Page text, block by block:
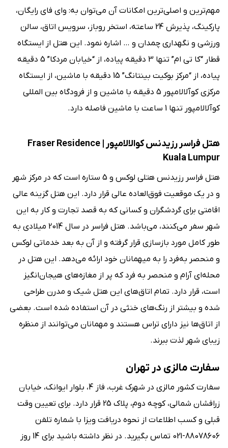
مهم‌ترین و اصلی‌ترین امکانات آن می‌توان به‌: وای ‌فای رایگان،
پارکینگ، پذیرش 24 ساعته، استخر روباز، سرویس اتاق، سالن
ورزشی و نگهداری چمدان و … اشاره نمود. این هتل از ایستگاه
قطار “‌کا تی ام‌” تنها 3 دقیقه پیاده، از “‌خیابان مردکا‌” 5 دقیقه
پیاده، از “مرکز بوکیت بینتانگ‌” 15 دقیقه با ماشین، از ایستگاه
مرکزی کوآلالامپور 5 دقیقه با ماشین و از فرودگاه بین ‌المللی
کوآلالامپور تنها 1 ساعت با ماشین فاصله دارد.
هتل فراسر رزیدنس کوالالامپور | Fraser Residence
Kuala Lumpur
هتل فراسر رزیدنس هتلی لوکس و 5 ستاره است که در مرکز شهر
و در یک موقعیت فوق‌العاده عالی قرار دارد. این هتل گزینه عالی
اقامتی برای گردشگران و کسانی که به قصد تجارت و کار به این
شهر سفر می‌‌کنند، می‌باشد. هتل فراسر در سال 2014 میلادی به
‌طور کامل مورد بازسازی قرار گرفته و از آن به بعد خدماتی لوکس
و منحصر به‌فرد را به میهمانان خود ارائه می‌دهد. این هتل در
محله‌‌ای آرام و منحصر به فرد که پر از مغازه‌های هیجان‌انگیز
است، قرار دارد. تمام اتاق‌های این هتل شیک و مدرن طراحی
شده و بیشتر از رنگ‌های خنثی در آن استفاده شده است. بعضی
از اتاق‌ها نیز دارای تراس هستند و مهمانان می‌توانند از منظره
زیبای شهر لذت ببرند.
سفارت مالزی در تهران
سفارت کشور مالزی در شهرک غرب‌، فاز 4‌، بلوار ایوانک‌، خیابان
زرافشان شمالی‌، کوچه دوم‌، پلاک 25 قرار دارد. برای تعیین وقت
قبلی و کسب اطلاعات از نحوه دریافت ویزا با شماره تلفن
88078606-021 تماس بگیرید. در نظر داشته باشید برای 14 روز